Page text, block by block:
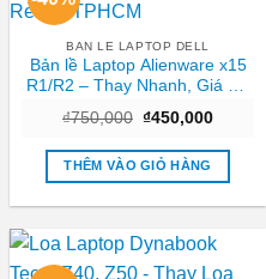
BAN LE LAPTOP DELL
Bản lề Laptop Alienware x15
R1/R2 – Thay Nhanh, Giá Rẻ
₫750,000 Giá
là:
₫750,000.
₫450,000Giá
tại
THÊM VÀO GIỎ HÀNG